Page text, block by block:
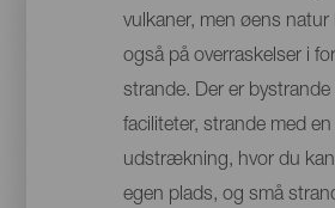
vulkaner, men øens natur
også på overraskelser i
strande. Der er bystrande
faciliteter, strande med
udstrækning, hvor du
egen plads, og små